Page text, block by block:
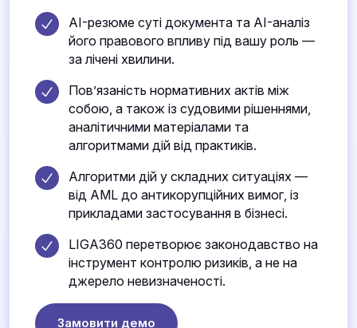
AI-резюме суті документа та AI-аналіз
його правового впливу під вашу роль —
за лічені хвилини.
Пов’язаність нормативних актів між
собою, а також із судовими рішеннями,
аналітичними матеріалами та
алгоритмами дій від практиків.
Алгоритми дій у складних ситуаціях —
від AML до антикорупційних вимог, із
прикладами застосування в бізнесі.
LIGA360 перетворює законодавство на
інструмент контролю ризиків, а не на
джерело невизначеності.
Замовити демо